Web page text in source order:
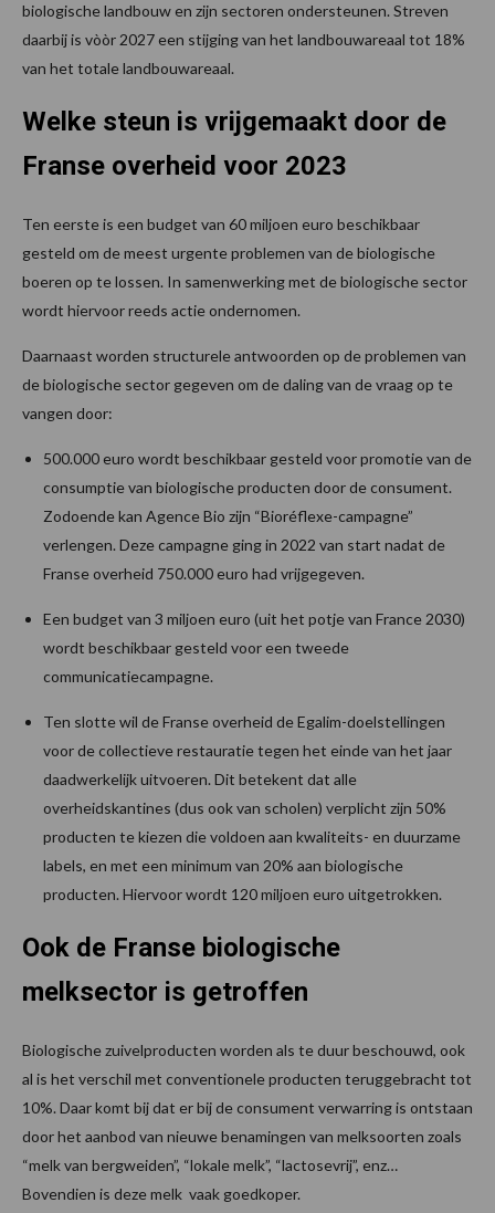
biologische landbouw en zijn sectoren ondersteunen. Streven
daarbij is vòòr 2027 een stijging van het landbouwareaal tot 18%
van het totale landbouwareaal.
Welke steun is vrijgemaakt door de
Franse overheid voor 2023
Ten eerste is een budget van 60 miljoen euro beschikbaar
gesteld om de meest urgente problemen van de biologische
boeren op te lossen. In samenwerking met de biologische sector
wordt hiervoor reeds actie ondernomen.
Daarnaast worden structurele antwoorden op de problemen van
de biologische sector gegeven om de daling van de vraag op te
vangen door:
500.000 euro wordt beschikbaar gesteld voor promotie van de
consumptie van biologische producten door de consument.
Zodoende kan Agence Bio zijn “Bioréflexe-campagne”
verlengen. Deze campagne ging in 2022 van start nadat de
Franse overheid 750.000 euro had vrijgegeven.
Een budget van 3 miljoen euro (uit het potje van France 2030)
wordt beschikbaar gesteld voor een tweede
communicatiecampagne.
Ten slotte wil de Franse overheid de Egalim-doelstellingen
voor de collectieve restauratie tegen het einde van het jaar
daadwerkelijk uitvoeren. Dit betekent dat alle
overheidskantines (dus ook van scholen) verplicht zijn 50%
producten te kiezen die voldoen aan kwaliteits- en duurzame
labels, en met een minimum van 20% aan biologische
producten. Hiervoor wordt 120 miljoen euro uitgetrokken.
Ook de Franse biologische
melksector is getroffen
Biologische zuivelproducten worden als te duur beschouwd, ook
al is het verschil met conventionele producten teruggebracht tot
10%. Daar komt bij dat er bij de consument verwarring is ontstaan
door het aanbod van nieuwe benamingen van melksoorten zoals
“melk van bergweiden”, “lokale melk”, “lactosevrij”, enz…
Bovendien is deze melk vaak goedkoper.